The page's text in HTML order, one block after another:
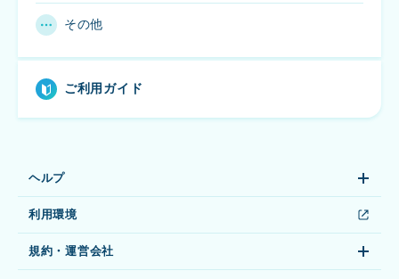
その他
ご利用ガイド
ヘルプ
よくある質問
ご利用ガイド
お問い合わせ
利用環境
規約・運営会社
JCB加盟店規約